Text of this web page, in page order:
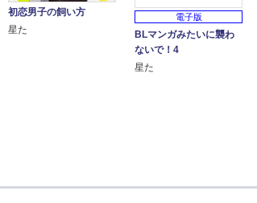
初恋男子の飼い方
星た
電子版
BLマンガみたいに襲わ
ないで！4
星た